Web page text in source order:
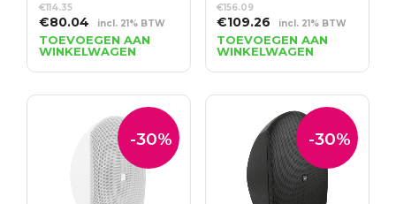
€114.35
Oorspronkelijke
prijs
was:
€114.35.
€80.04Huidige
prijs
is:
€80.04.
incl. 21% BTW
TOEVOEGEN AAN
WINKELWAGEN
€156.09
Oorspronkelijke
prijs
was:
€156.09.
€109.26 Huidige
prijs
is:
€109.26.
incl. 21% BTW
TOEVOEGEN AAN
WINKELWAGEN
-30% -30%